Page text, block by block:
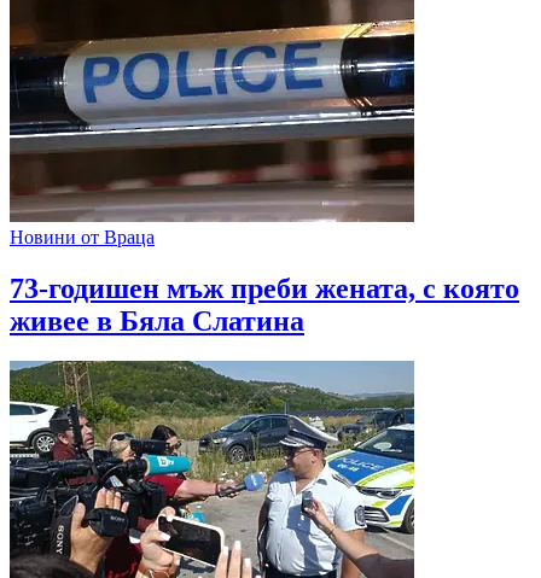
Новини от Враца
73-годишен мъж преби жената, с която
живее в Бяла Слатина